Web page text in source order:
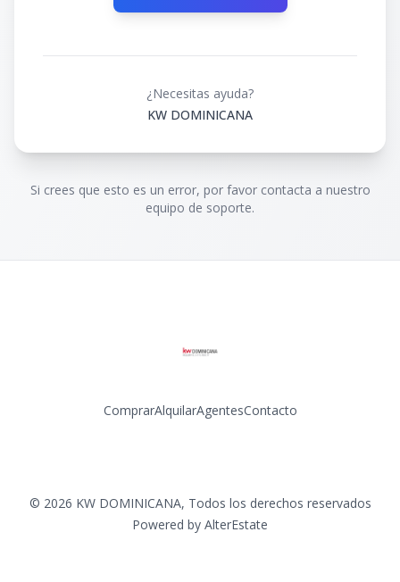
¿Necesitas ayuda?
KW DOMINICANA
Si crees que esto es un error, por favor contacta a nuestro
equipo de soporte.
ComprarAlquilarAgentesContacto
© 2026 KW DOMINICANA, Todos los derechos reservados
Powered by AlterEstate